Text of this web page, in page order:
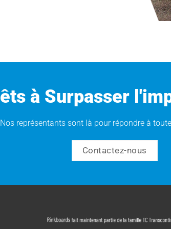
à Surpasser
Nos représentants sont là pour répondre à
Contactez-nous